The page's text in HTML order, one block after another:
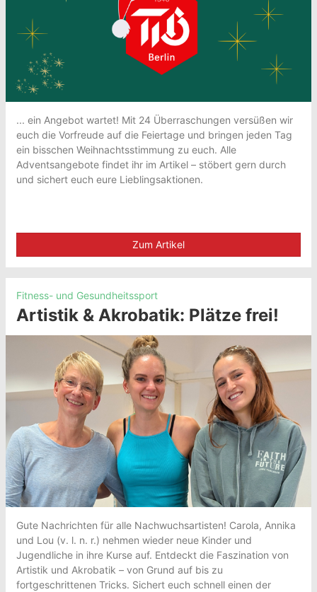
... ein Angebot wartet! Mit 24 Überraschungen versüßen wir
euch die Vorfreude auf die Feiertage und bringen jeden Tag
ein bisschen Weihnachtsstimmung zu euch. Alle
Adventsangebote findet ihr im Artikel – stöbert gern durch
und sichert euch eure Lieblingsaktionen.
Zum Artikel
Fitness- und Gesundheitssport
Artistik & Akrobatik: Plätze frei!
Gute Nachrichten für alle Nachwuchsartisten! Carola, Annika
und Lou (v. l. n. r.) nehmen wieder neue Kinder und
Jugendliche in ihre Kurse auf. Entdeckt die Faszination von
Artistik und Akrobatik – von Grund auf bis zu
fortgeschrittenen Tricks. Sichert euch schnell einen der